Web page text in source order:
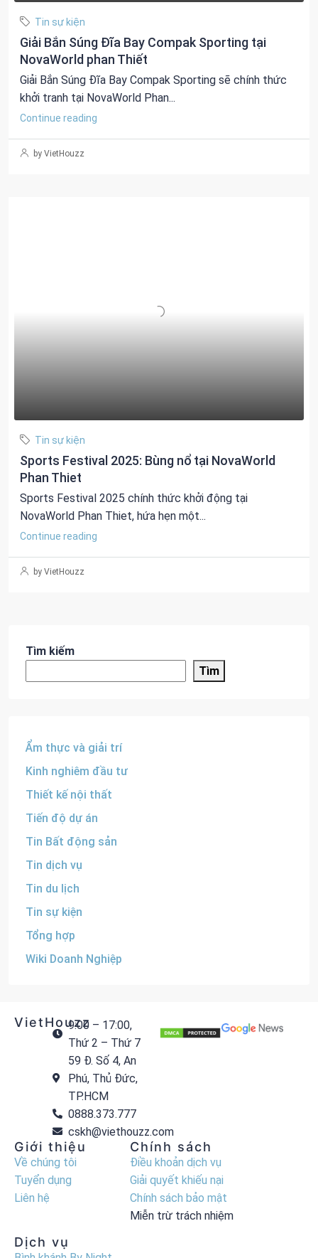
Tin sự kiện
Giải Bắn Súng Đĩa Bay Compak Sporting tại
NovaWorld phan Thiết
Giải Bắn Súng Đĩa Bay Compak Sporting sẽ chính thức
khởi tranh tại NovaWorld Phan...
Continue reading
by VietHouzz
Tin sự kiện
Sports Festival 2025: Bùng nổ tại NovaWorld
Phan Thiet
Sports Festival 2025 chính thức khởi động tại
NovaWorld Phan Thiet, hứa hẹn một...
Continue reading
by VietHouzz
Tìm kiếm
Tìm
Ẩm thực và giải trí
Kinh nghiêm đầu tư
Thiết kế nội thất
Tiến độ dự án
Tin Bất động sản
Tin dịch vụ
Tin du lịch
Tin sự kiện
Tổng hợp
Wiki Doanh Nghiệp
VietHouzz9:00 – 17:00,
Thứ 2 – Thứ 7
59 Đ. Số 4, An
Phú, Thủ Đức,
TP.HCM
0888.373.777
cskh@viethouzz.com
Giới thiệu
Về chúng tôi
Tuyển dụng
Liên hệ
Chính sách
Điều khoản dịch vụ
Giải quyết khiếu nại
Chính sách bảo mật
Miễn trừ trách nhiệm
Dịch vụ